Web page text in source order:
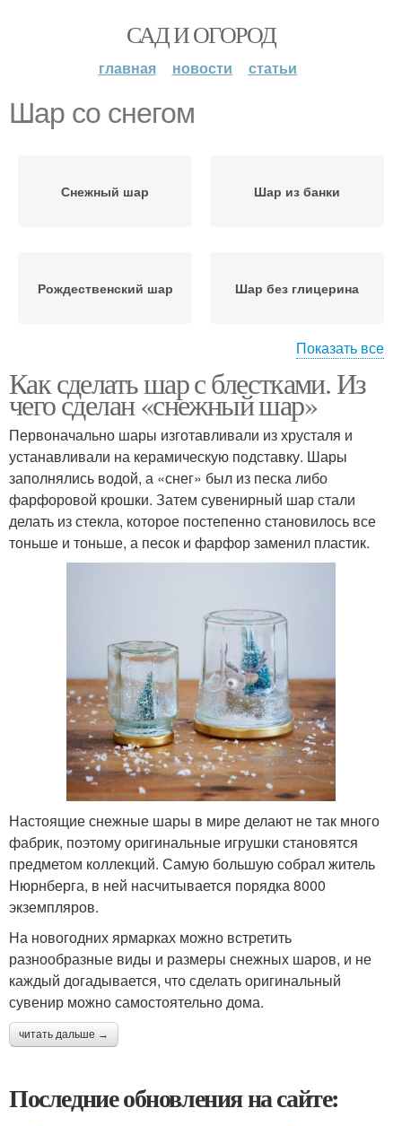
САД И ОГОРОД
главная новости статьи
Шар со снегом
Снежный шар Шар из банки
Рождественский шар Шар без глицерина
Стеклянный шар Шар с блестками
Показать все
Как сделать шар с блестками. Из
чего сделан «снежный шар»
Первоначально шары изготавливали из хрусталя и
устанавливали на керамическую подставку. Шары
заполнялись водой, а «снег» был из песка либо
фарфоровой крошки. Затем сувенирный шар стали
делать из стекла, которое постепенно становилось все
тоньше и тоньше, а песок и фарфор заменил пластик.
Настоящие снежные шары в мире делают не так много
фабрик, поэтому оригинальные игрушки становятся
предметом коллекций. Самую большую собрал житель
Нюрнберга, в ней насчитывается порядка 8000
экземпляров.
На новогодних ярмарках можно встретить
разнообразные виды и размеры снежных шаров, и не
каждый догадывается, что сделать оригинальный
сувенир можно самостоятельно дома.
читать дальше →
Последние обновления на сайте: